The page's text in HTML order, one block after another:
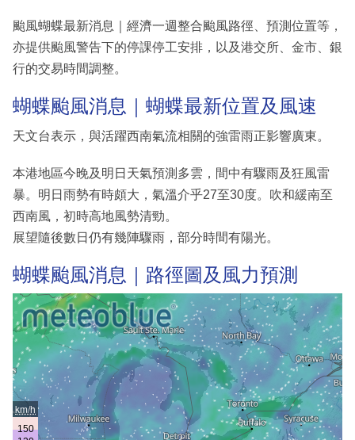
區
颱風蝴蝶最新消息｜經濟一週整合颱風路徑、預測位置等，
亦提供颱風警告下的停課停工安排，以及港交所、金市、銀
行的交易時間調整。
蝴蝶颱風消息｜蝴蝶最新位置及風速
天文台表示，與活躍西南氣流相關的強雷雨正影響廣東。
本港地區今晚及明日天氣預測多雲，間中有驟雨及狂風雷
暴。明日雨勢有時頗大，氣溫介乎27至30度。吹和緩南至
西南風，初時高地風勢清勁。
展望隨後數日仍有幾陣驟雨，部分時間有陽光。
蝴蝶颱風消息｜路徑圖及風力預測